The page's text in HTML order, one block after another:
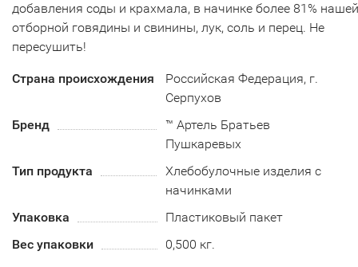
добавления соды и крахмала, в начинке более 81% нашей
отборной говядины и свинины, лук, соль и перец. Не
пересушить!
Страна происхождения
Российская Федерация, г.
Серпухов
Бренд
™ Артель Братьев
Пушкаревых
Тип продукта
Хлебобулочные изделия с
начинками
Упаковка
Пластиковый пакет
Вес упаковки
0,500 кг.